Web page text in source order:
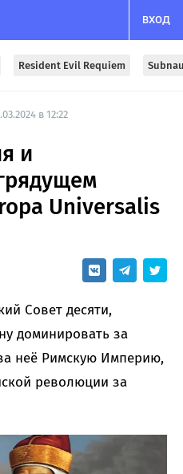
ВХОД
Resident Evil Requiem
в 12:22
и
Universalis
Совет десяти,
доминировать за
неё Римскую Империю,
революции за